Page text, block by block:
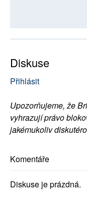
Diskuse
Přihlásit
Upozorňujeme, že
vyhrazují právo
jakémukoliv
Komentáře
Diskuse je prázdná.